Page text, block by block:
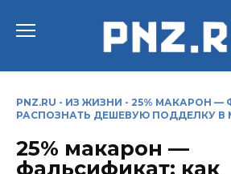
PNZ.RU - ИЗ ЖИЗНИ - 25% МАКАРОН —
РАСПОЗНАТЬ ДЕШЕВУЮ ПОДДЕЛКУ В
25% макарон —
фальсификат: как